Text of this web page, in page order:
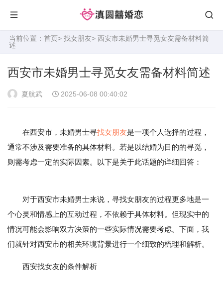
当前位置： 首页> 找女朋友> 西安市未婚男士寻觅女友需备材料简
述
西安市未婚男士寻觅女友需备材料简述
夏航武 2025-06-08 00:40:02
在西安市，未婚男士寻找女朋友是一项个人选择的过程，
通常不涉及需要准备的具体材料。若是以结婚为目的的寻觅，
则需考虑一定的实际因素。以下是关于此话题的详细回答：
对于西安市未婚男士来说，寻找女朋友的过程更多地是一
个心灵和情感上的互动过程，不依赖于具体材料。但现实中的
情况可能会影响双方决策的一些实际情况需要考虑。下面，我
们就针对西安市的相关环境背景进行一个细致的梳理和解析。
西安找女友的条件解析